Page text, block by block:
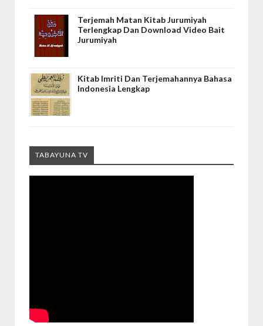
Terjemah Matan Kitab Jurumiyah
Terlengkap Dan Download Video Bait
Jurumiyah
Kitab Imriti Dan Terjemahannya Bahasa
Indonesia Lengkap
TABAYUNA TV